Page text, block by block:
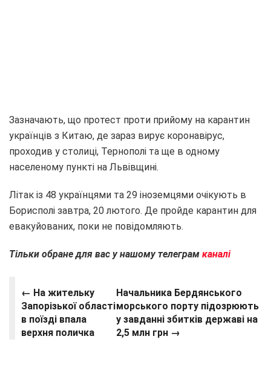
Зазначають, що протест проти прийому на карантин
українців з Китаю, де зараз вирує коронавірус,
проходив у столиці, Тернополі та ще в одному
населеному пункті на Львівщині.
Літак із 48 українцями та 29 іноземцями очікують в
Борисполі завтра, 20 лютого. Де пройде карантин для
евакуйованих, поки не повідомляють.
Тільки обране для вас у нашому телеграм каналі
← На жительку
Запорізької області
в поїзді впала
верхня поличка
Начальника Бердянського
морського порту підозрюють
у завданні збитків державі на
2,5 млн грн →